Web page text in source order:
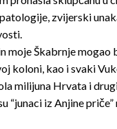
zvijerski
moje Škabrnje mogao
koloni, kao i svaki
milijuna Hrvata i
“junaci iz Anjine